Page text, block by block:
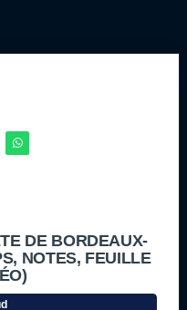
DE BORDEAUX-
NOTES, FEUILLE